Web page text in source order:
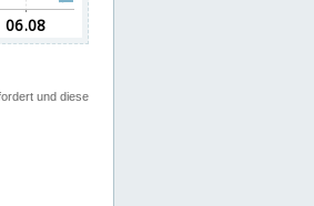
und diese